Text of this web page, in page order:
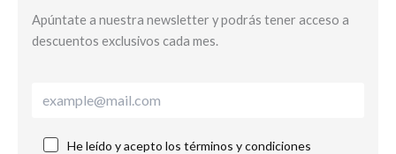
Apúntate a nuestra newsletter y podrás tener acceso a
descuentos exclusivos cada mes.
He leído y acepto los términos y condiciones